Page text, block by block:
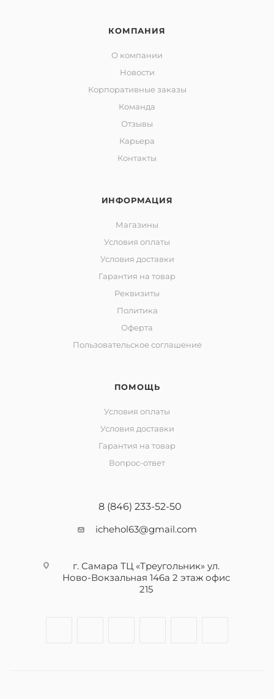
КОМПАНИЯ
О компании
Новости
Корпоративные заказы
Команда
Отзывы
Карьера
Контакты
ИНФОРМАЦИЯ
Магазины
Условия оплаты
Условия доставки
Гарантия на товар
Реквизиты
Политика
Оферта
Пользовательское соглашение
ПОМОЩЬ
Условия оплаты
Условия доставки
Гарантия на товар
Вопрос-ответ
8 (846) 233-52-50
ichehol63@gmail.com
г. Самара ТЦ «Треугольник» ул.
Ново-Вокзальная 146а 2 этаж офис
215